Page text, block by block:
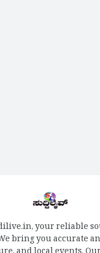
your reliable
bring you accurate